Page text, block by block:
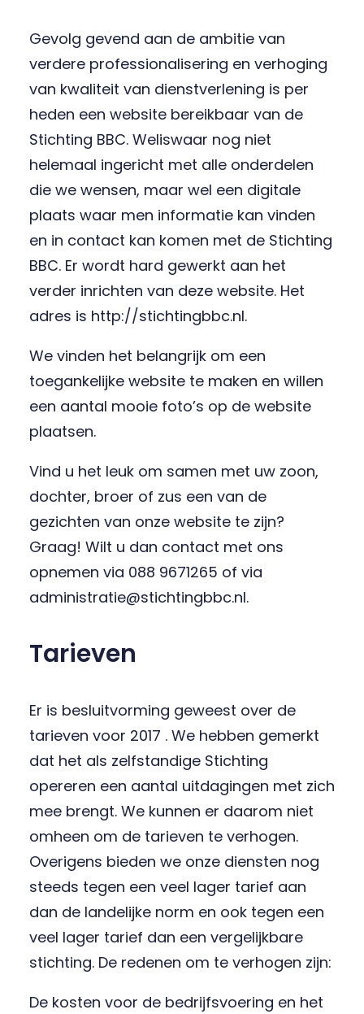
Gevolg gevend aan de ambitie van
verdere professionalisering en verhoging
van kwaliteit van dienstverlening is per
heden een website bereikbaar van de
Stichting BBC. Weliswaar nog niet
helemaal ingericht met alle onderdelen
die we wensen, maar wel een digitale
plaats waar men informatie kan vinden
en in contact kan komen met de Stichting
BBC. Er wordt hard gewerkt aan het
verder inrichten van deze website. Het
adres is http://stichtingbbc.nl.
We vinden het belangrijk om een
toegankelijke website te maken en willen
een aantal mooie foto’s op de website
plaatsen.
Vind u het leuk om samen met uw zoon,
dochter, broer of zus een van de
gezichten van onze website te zijn?
Graag! Wilt u dan contact met ons
opnemen via 088 9671265 of via
administratie@stichtingbbc.nl.
Tarieven
Er is besluitvorming geweest over de
tarieven voor 2017 . We hebben gemerkt
dat het als zelfstandige Stichting
opereren een aantal uitdagingen met zich
mee brengt. We kunnen er daarom niet
omheen om de tarieven te verhogen.
Overigens bieden we onze diensten nog
steeds tegen een veel lager tarief aan
dan de landelijke norm en ook tegen een
veel lager tarief dan een vergelijkbare
stichting. De redenen om te verhogen zijn:
De kosten voor de bedrijfsvoering en het